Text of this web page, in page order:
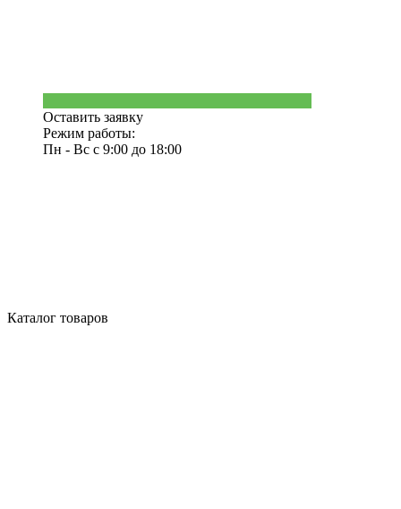
Оставить заявку
Режим работы:
Пн - Вс с 9:00 до 18:00
Каталог товаров